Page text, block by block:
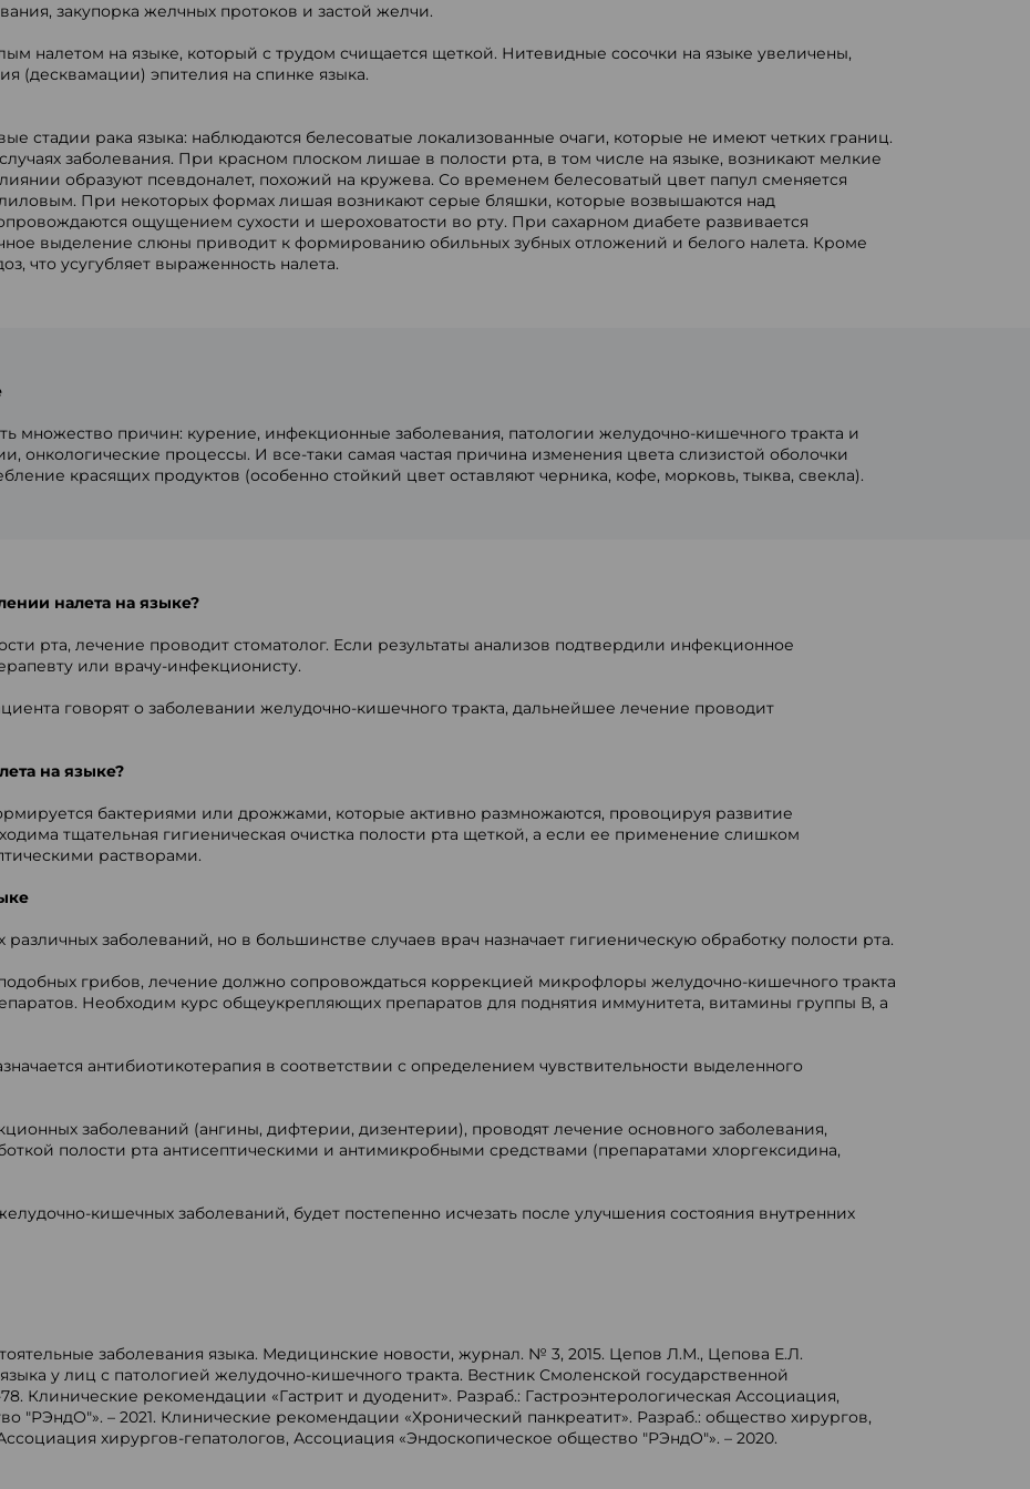
закупорка желчных протоков и застой желчи.
налетом на языке, который с трудом счищается щеткой. Нитевидные сосочки на языке увеличены,
(десквамации) эпителия на спинке языка.
стадии рака языка: наблюдаются белесоватые локализованные очаги, которые не имеют четких границ.
заболевания. При красном плоском лишае в полости рта, в том числе на языке, возникают мелкие
образуют псевдоналет, похожий на кружева. Со временем белесоватый цвет папул сменяется
При некоторых формах лишая возникают серые бляшки, которые возвышаются над
ощущением сухости и шероховатости во рту. При сахарном диабете развивается
выделение слюны приводит к формированию обильных зубных отложений и белого налета. Кроме
что усугубляет выраженность налета.
множество причин: курение, инфекционные заболевания, патологии желудочно-кишечного тракта и
онкологические процессы. И все-таки самая частая причина изменения цвета слизистой оболочки
красящих продуктов (особенно стойкий цвет оставляют черника, кофе, морковь, тыква, свекла).
налета на языке?
рта, лечение проводит стоматолог. Если результаты анализов подтвердили инфекционное
или врачу-инфекционисту.
говорят о заболевании желудочно-кишечного тракта, дальнейшее лечение проводит
на языке?
бактериями или дрожжами, которые активно размножаются, провоцируя развитие
тщательная гигиеническая очистка полости рта щеткой, а если ее применение слишком
растворами.
заболеваний, но в большинстве случаев врач назначает гигиеническую обработку полости рта.
грибов, лечение должно сопровождаться коррекцией микрофлоры желудочно-кишечного тракта
Необходим курс общеукрепляющих препаратов для поднятия иммунитета, витамины группы В, а
антибиотикотерапия в соответствии с определением чувствительности выделенного
заболеваний (ангины, дифтерии, дизентерии), проводят лечение основного заболевания,
полости рта антисептическими и антимикробными средствами (препаратами хлоргексидина,
кишечных заболеваний, будет постепенно исчезать после улучшения состояния внутренних
заболевания языка. Медицинские новости, журнал. № 3, 2015. Цепов Л.М., Цепова Е.Л.
у лиц с патологией желудочно-кишечного тракта. Вестник Смоленской государственной
Клинические рекомендации «Гастрит и дуоденит». Разраб.: Гастроэнтерологическая Ассоциация,
"РЭндО"». – 2021. Клинические рекомендации «Хронический панкреатит». Разраб.: общество хирургов,
хирургов-гепатологов, Ассоциация «Эндоскопическое общество "РЭндО"». – 2020.